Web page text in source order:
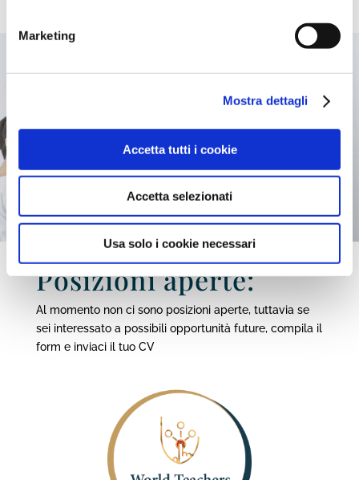
Marketing
Mostra dettagli
Accetta tutti i cookie
Accetta selezionati
Usa solo i cookie necessari
a
c
*
Invia
Posizioni aperte:
Al momento non ci sono posizioni aperte, tuttavia se
sei interessato a possibili opportunità future, compila il
form e inviaci il tuo CV